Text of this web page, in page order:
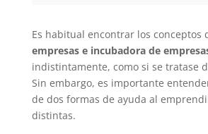
Es habitual encontrar los conceptos
empresas e incubadora de
indistintamente, como si se tratase
Sin embargo, es importante
de dos formas de ayuda al
distintas.